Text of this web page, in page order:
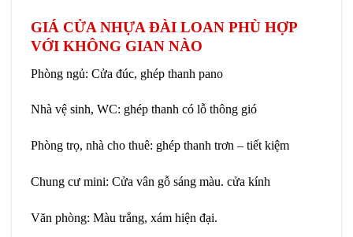
GIÁ CỬA NHỰA ĐÀI LOAN PHÙ HỢP
VỚI KHÔNG GIAN NÀO
Phòng ngủ: Cửa đúc, ghép thanh pano
Nhà vệ sinh, WC: ghép thanh có lỗ thông gió
Phòng trọ, nhà cho thuê: ghép thanh trơn – tiết kiệm
Chung cư mini: Cửa vân gỗ sáng màu. cửa kính
Văn phòng: Màu trắng, xám hiện đại.